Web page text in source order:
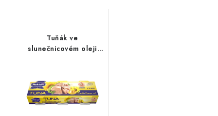
Tuňák ve
slunečnicovém oleji